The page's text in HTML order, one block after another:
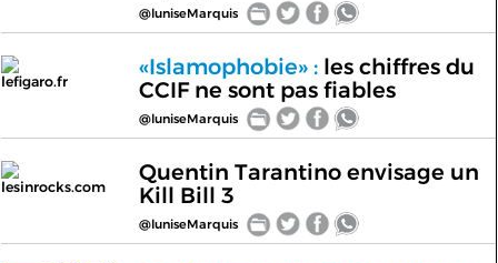
@luniseMarquis
lefigaro.fr
«Islamophobie» :les chiffres du
CCIF ne sont pas fiables
@luniseMarquis
lesinrocks.com
Quentin Tarantino envisage un
Kill Bill 3
@luniseMarquis